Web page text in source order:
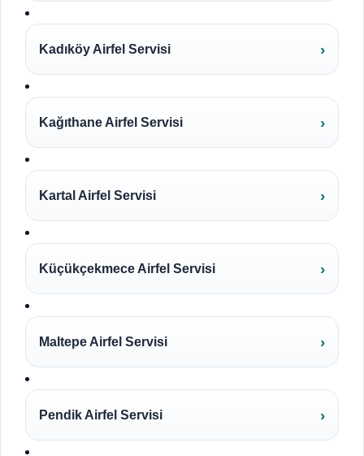
Kadıköy Airfel Servisi
Kağıthane Airfel Servisi
Kartal Airfel Servisi
Küçükçekmece Airfel Servisi
Maltepe Airfel Servisi
Pendik Airfel Servisi